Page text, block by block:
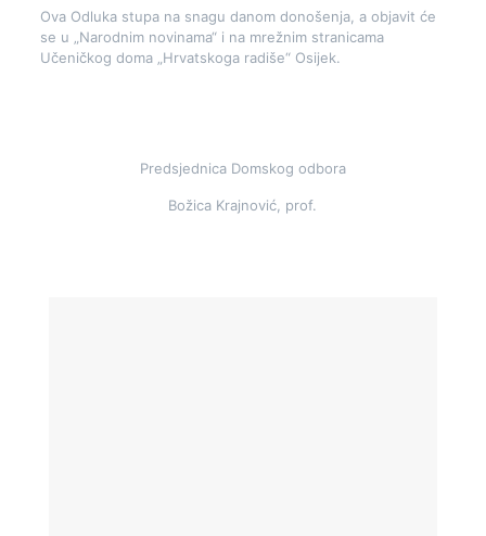
Ova Odluka stupa na snagu danom donošenja, a objavit će
se u „Narodnim novinama“ i na mrežnim stranicama
Učeničkog doma „Hrvatskoga radiše“ Osijek.
Predsjednica Domskog odbora
Božica Krajnović, prof.